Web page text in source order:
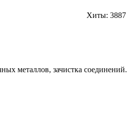
Хиты: 3887
металлов, зачистка соединений.